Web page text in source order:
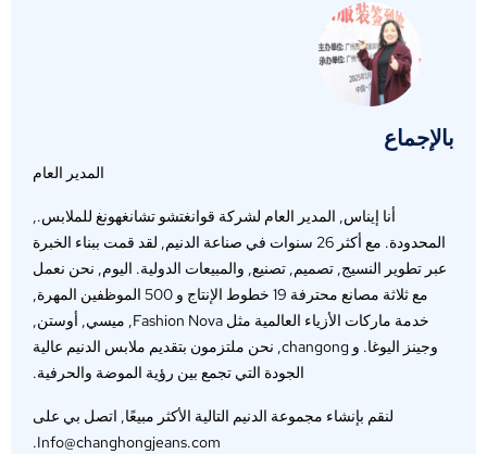
بالإجماع
المدير العام
أنا إيناس, المدير العام لشركة قوانغتشو تشانغهونغ للملابس.,
المحدودة. مع أكثر 26 سنوات في صناعة الدنيم, لقد قمت ببناء الخبرة
عبر تطوير النسيج, تصميم, تصنيع, والمبيعات الدولية. اليوم, نحن نعمل
مع ثلاثة مصانع محترفة 19 خطوط الإنتاج و 500 الموظفين المهرة,
خدمة ماركات الأزياء العالمية مثل Fashion Nova, ميسي, أوستن,
وجينز اليوغا. و changong, نحن ملتزمون بتقديم ملابس الدنيم عالية
الجودة التي تجمع بين رؤية الموضة والحرفية.
لنقم بإنشاء مجموعة الدنيم التالية الأكثر مبيعًا, اتصل بي على
Info@changhongjeans.com.